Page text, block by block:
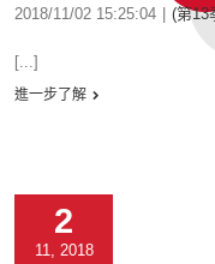
2018/11/02 15:25:04 (第13
[...]
進一步了解
2
11, 2018